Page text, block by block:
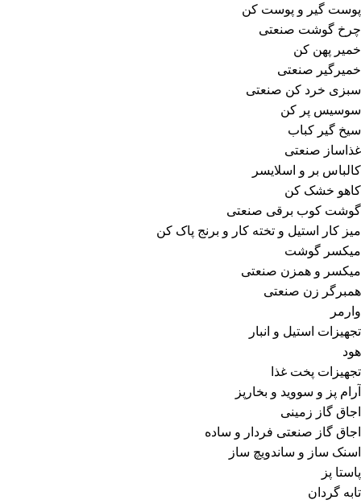
پوست گیر و پوست کن
چرخ گوشت صنعتی
خمیر پهن کن
خمیرگیر صنعتی
سبزی خرد کن صنعتی
سوسیس پر کن
سیخ گیر کباب
غذاساز صنعتی
کالباس بر و اسلایسر
کاهو خشک کن
گوشت کوب برقی صنعتی
میز کار استیل و تخته کار و برنج پاک کن
میکسر گوشت
میکسر و همزن صنعتی
همبرگر زن صنعتی
وارمر
تجهیزات استیل و انبار
هود
تجهیزات پخت غذا
آرام پز و سووید و بخارپز
اجاق گاز زمینی
اجاق گاز صنعتی فردار و ساده
اسنک ساز و ساندویچ ساز
پاستا پز
تابه گردان